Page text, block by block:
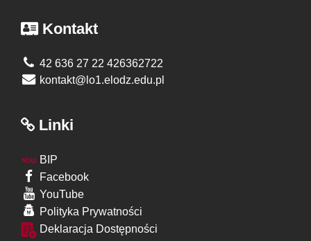
Kontakt
42 636 27 22 426362722
kontakt@lo1.elodz.edu.pl
Linki
BIP
Facebook
YouTube
Polityka Prywatności
Deklaracja Dostępności